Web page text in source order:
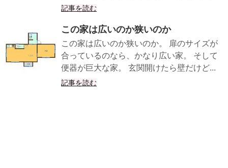
記事を読む
この家は広いのか狭いのか
この家は広いのか狭いのか。 扉のサイズが
合っているのなら、かなり広い家。 そして
便器が巨大な家。 玄関開けたら壁だけど...
記事を読む